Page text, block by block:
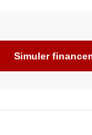
Simuler